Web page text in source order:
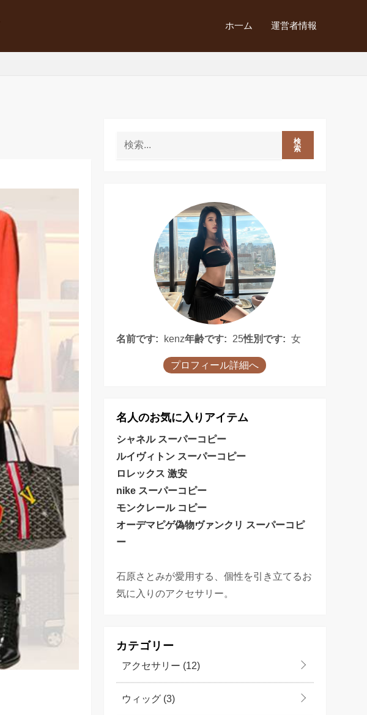
ホ一ム 運営者情報
検
索
名前です: kenz年齢です: 25性別です: 女
プロフィール詳細へ
名人のお気に入りアイテム
シャネル スーパーコピー
ルイヴィトン スーパーコピー
ロレックス 激安
nike スーパーコピー
モンクレール コピー
オーデマピゲ偽物ヴァンクリ スーパーコピ
ー
石原さとみが愛用する、個性を引き立てるお
気に入りのアクセサリー。
カテゴリー
アクセサリー (12)
ウィッグ (3)